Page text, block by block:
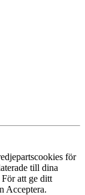
för
till dina
För att ge ditt
Acceptera.